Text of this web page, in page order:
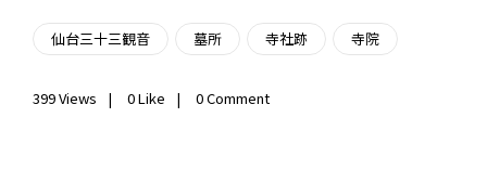
仙台三十三観音 墓所 寺社跡 寺院
399Views 0Like 0 Comment